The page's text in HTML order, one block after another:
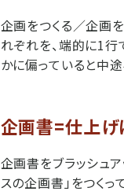
企画をつくる／企画を
れぞれを、端的に1行
かに偏っていると中
企画書=仕上げ
企画書をブラッシュ
スの企画書」をつくっ